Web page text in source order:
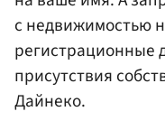
с недвижимостью
регистрационные
присутствия
Дайнеко.